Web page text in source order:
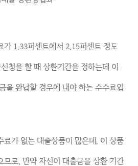
가 1.33퍼센트에서 2.15퍼센트 정도
청을 할 때 상환기간을 정하는데 이
을 완납할 경우에 내야 하는 수수료입
료가 없는 대출상품이 많은데, 이 상품
므로, 만약 자신이 대출금을 상환 기간